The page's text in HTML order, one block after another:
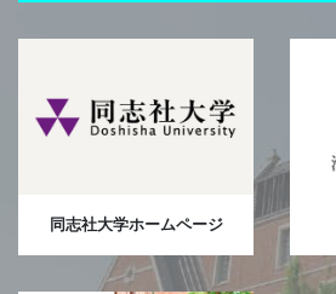
同志社大学ホームページ